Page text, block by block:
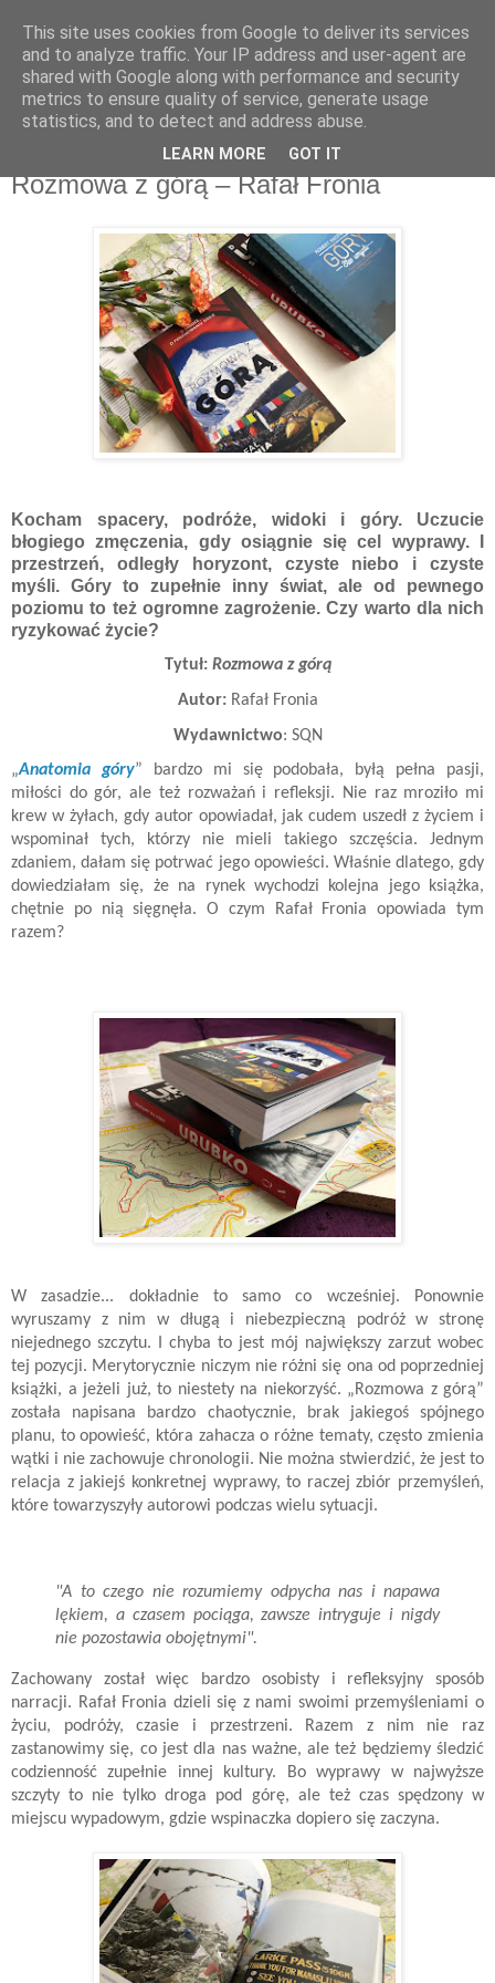
Recenzje na widelcu
Portal kulturalny - książki, recenzje, inspiracje, konkursy.
czwartek, 13 czerwca 2019
Rozmowa z górą – Rafał Fronia
Kocham spacery, podróże, widoki i góry. Uczucie
błogiego zmęczenia, gdy osiągnie się cel wyprawy. I
przestrzeń, odległy horyzont, czyste niebo i czyste
myśli. Góry to zupełnie inny świat, ale od pewnego
poziomu to też ogromne zagrożenie. Czy warto dla nich
ryzykować życie?
Tytuł: Rozmowa z górą
Autor:Rafał Fronia
Wydawnictwo: SQN
„Anatomia góry” bardzo mi się podobała, byłą pełna pasji,
miłości do gór, ale też rozważań i refleksji. Nie raz mroziło mi
krew w żyłach, gdy autor opowiadał, jak cudem uszedł z życiem i
wspominał tych, którzy nie mieli takiego szczęścia. Jednym
zdaniem, dałam się potrwać jego opowieści. Właśnie dlatego, gdy
dowiedziałam się, że na rynek wychodzi kolejna jego książka,
chętnie po nią sięgnęła. O czym Rafał Fronia opowiada tym
razem?
W zasadzie... dokładnie to samo co wcześniej. Ponownie
wyruszamy z nim w długą i niebezpieczną podróż w stronę
niejednego szczytu. I chyba to jest mój największy zarzut wobec
tej pozycji. Merytorycznie niczym nie różni się ona od poprzedniej
książki, a jeżeli już, to niestety na niekorzyść. „Rozmowa z górą”
została napisana bardzo chaotycznie, brak jakiegoś spójnego
planu, to opowieść, która zahacza o różne tematy, często zmienia
wątki i nie zachowuje chronologii. Nie można stwierdzić, że jest to
relacja z jakiejś konkretnej wyprawy, to raczej zbiór przemyśleń,
które towarzyszyły autorowi podczas wielu sytuacji.
"A to czego nie rozumiemy odpycha nas i napawa
lękiem, a czasem pociąga, zawsze intryguje i nigdy
nie pozostawia obojętnymi".
Zachowany został więc bardzo osobisty i refleksyjny sposób
narracji. Rafał Fronia dzieli się z nami swoimi przemyśleniami o
życiu, podróży, czasie i przestrzeni. Razem z nim nie raz
zastanowimy się, co jest dla nas ważne, ale też będziemy śledzić
codzienność zupełnie innej kultury. Bo wyprawy w najwyższe
szczyty to nie tylko droga pod górę, ale też czas spędzony w
miejscu wypadowym, gdzie wspinaczka dopiero się zaczyna.
This site uses cookies from Google to deliver its services
and to analyze traffic. Your IP address and user-agent are
shared with Google along with performance and security
metrics to ensure quality of service, generate usage
statistics, and to detect and address abuse.
LEARN MORE GOT IT